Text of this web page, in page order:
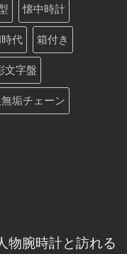
懐中時計
代 箱付き
文字盤
垢チェーン
物腕時計と訪れる